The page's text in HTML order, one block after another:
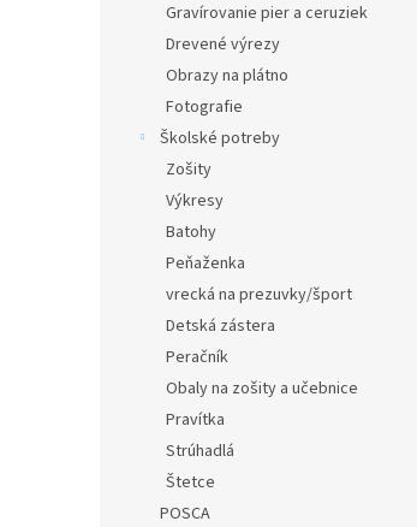
Gravírovanie pier a ceruziek
Drevené výrezy
Obrazy na plátno
Fotografie
Školské potreby
Zošity
Výkresy
Batohy
Peňaženka
vrecká na prezuvky/šport
Detská zástera
Peračník
Obaly na zošity a učebnice
Pravítka
Strúhadlá
Štetce
POSCA